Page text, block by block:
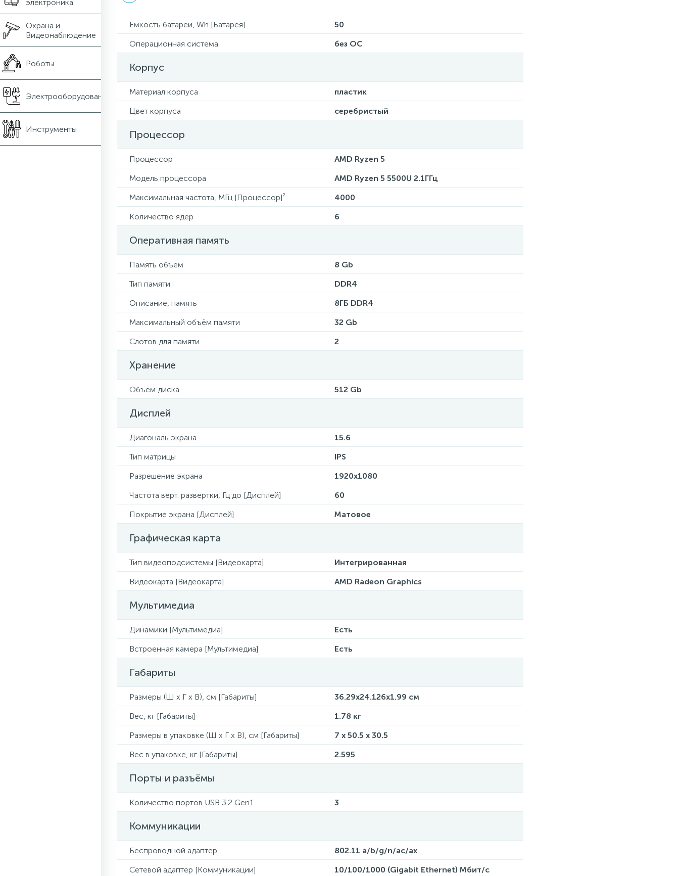
электроника
Охрана и
Видеонаблюдение
Роботы
Электрооборудование
Инструменты
Ёмкость батареи, Wh [Батарея]
50
Операционная система
без ОС
Корпус
Материал корпуса
пластик
Цвет корпуса
серебристый
Процессор
Процессор
AMD Ryzen 5
Модель процессора
AMD Ryzen 5 5500U 2.1ГГц
Максимальная частота, МГц [Процессор]?
4000
Количество ядер
6
Оперативная память
Память объем
8 Gb
Тип памяти
DDR4
Описание, память
8ГБ DDR4
Максимальный объём памяти
32 Gb
Слотов для памяти
2
Хранение
Объем диска 512 Gb
Дисплей
Диагональ экрана
15.6
Тип матрицы
IPS
Разрешение экрана
1920x1080
Частота верт. развертки, Гц до [Дисплей]
60
Покрытие экрана [Дисплей]
Матовое
Графическая карта
Тип видеоподсистемы [Видеокарта]
Интегрированная
Видеокарта [Видеокарта]
AMD Radeon Graphics
Мультимедиа
Динамики [Мультимедиа]
Есть
Встроенная камера [Мультимедиа]
Есть
Габариты
Размеры (Ш x Г x В), см [Габариты]
36.29x24.126x1.99 см
Вес, кг [Габариты]
1.78 кг
Размеры в упаковке (Ш x Г x В), см [Габариты]
7 x 50.5 x 30.5
Вес в упаковке, кг [Габариты]
2.595
Порты и разъёмы
Количество портов USB 3.2 Gen1 3
Коммуникации
Беспроводной адаптер
802.11 a/b/g/n/ac/ax
Сетевой адаптер [Коммуникации]
10/100/1000 (Gigabit Ethernet) Мбит/с